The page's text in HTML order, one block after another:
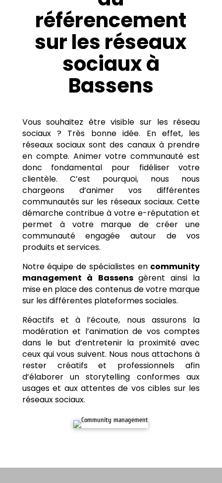
référencement
sur les réseaux
sociaux à
Bassens
Vous souhaitez être visible sur les réseau
sociaux ? Très bonne idée. En effet, les
réseaux sociaux sont des canaux à prendre
en compte. Animer votre communauté est
donc fondamental pour fidéliser votre
clientèle. C’est pourquoi, nous nous
chargeons d’animer vos différentes
communautés sur les réseaux sociaux. Cette
démarche contribue à votre e-réputation et
permet à votre marque de créer une
communauté engagée autour de vos
produits et services.
Notre équipe de spécialistes en community
management à Bassensgèrent ainsi la
mise en place des contenus de votre marque
sur les différentes plateformes sociales.
Réactifs et à l’écoute, nous assurons la
modération et l’animation de vos comptes
dans le but d’entretenir la proximité avec
ceux qui vous suivent. Nous nous attachons à
rester créatifs et professionnels afin
d’élaborer un storytelling conformes aux
usages et aux attentes de vos cibles sur les
réseaux sociaux.